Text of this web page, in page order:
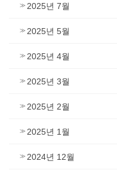
2025년 7월
2025년 5월
2025년 4월
2025년 3월
2025년 2월
2025년 1월
2024년 12월